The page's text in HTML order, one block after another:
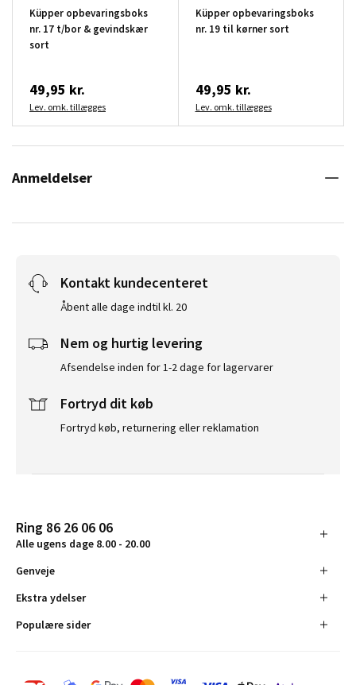
Küpper opbevaringsboks
nr. 17 t/bor & gevindskær
sort
49,95 kr.
Lev. omk. tillægges
Küpper opbevaringsboks
nr. 19 til kørner sort
49,95 kr.
Lev. omk. tillægges
Anmeldelser
Kontakt kundecenteret
Åbent alle dage indtil kl. 20
Nem og hurtig levering
Afsendelse inden for 1-2 dage for lagervarer
Fortryd dit køb
Fortryd køb, returnering eller reklamation
Ring 86 26 06 06
Alle ugens dage 8.00 - 20.00
Genveje
Ekstra ydelser
Populære sider